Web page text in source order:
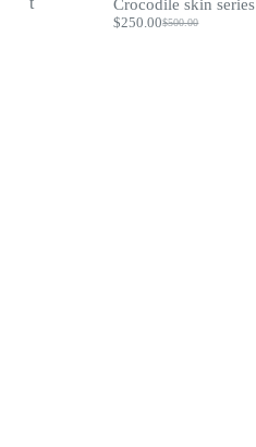
Crocodile skin series
$500.00
Original
$250.00Current